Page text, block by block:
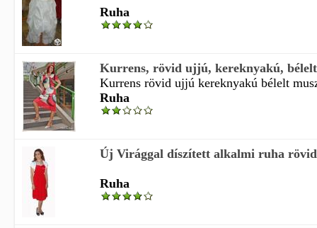
Ruha
Kurrens, rövid ujjú, kereknyakú,
Kurrens rövid ujjú kereknyakú bélelt
Ruha
Új Virággal díszített alkalmi ruha
Ruha